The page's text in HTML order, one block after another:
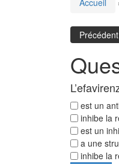
Accueil
Précédent
est un
inhibe la
est un
a une
inhibe la